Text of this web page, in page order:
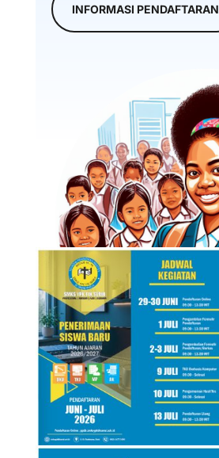
INFORMASI PENDAFTARAN